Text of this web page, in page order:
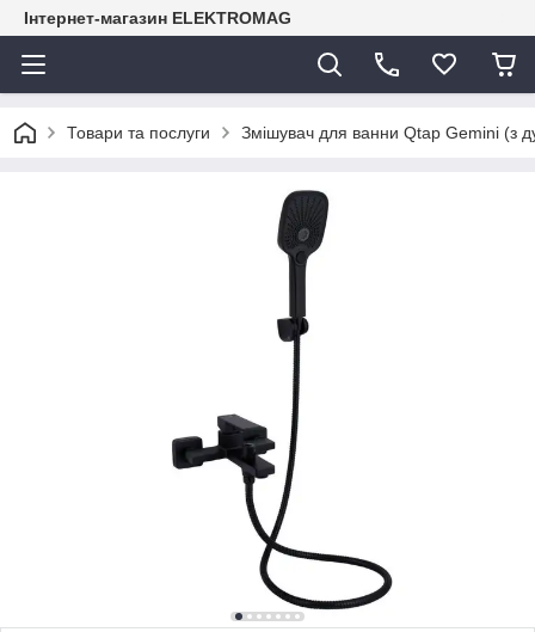
Інтернет-магазин ELEKTROMAG
Товари та послуги Змішувач для ванни Qtap Gemini (з